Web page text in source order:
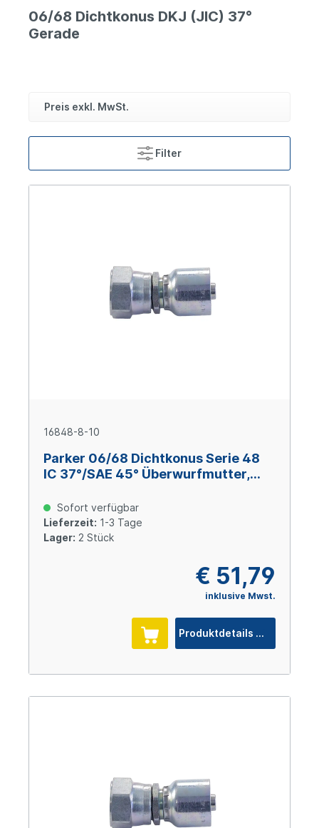
06/68 Dichtkonus DKJ (JIC) 37°
Gerade
Preis exkl. MwSt.
Filter
16848-8-10
Parker 06/68 Dichtkonus Serie 48
IC 37°/SAE 45° Überwurfmutter,
verzinkt Cr(VI)-frei
Sofort verfügbar
Lieferzeit: 1-3 Tage
Lager: 2 Stück
€ 51,79
inklusive Mwst.
Produktdetails